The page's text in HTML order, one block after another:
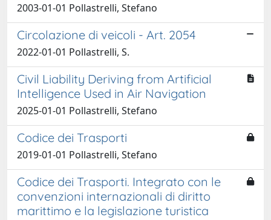
2003-01-01 Pollastrelli, Stefano
Circolazione di veicoli - Art. 2054
2022-01-01 Pollastrelli, S.
Civil Liability Deriving from Artificial
Intelligence Used in Air Navigation
2025-01-01 Pollastrelli, Stefano
Codice dei Trasporti
2019-01-01 Pollastrelli, Stefano
Codice dei Trasporti. Integrato con le
convenzioni internazionali di diritto
marittimo e la legislazione turistica